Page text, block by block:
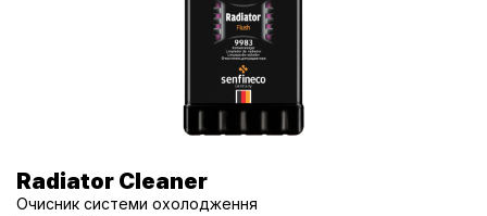
Radiator Cleaner
Очисник системи охолодження